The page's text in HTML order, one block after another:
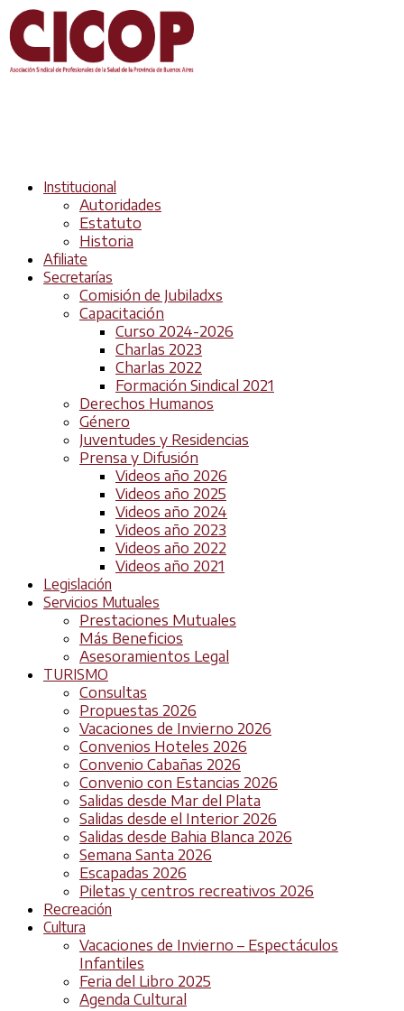
Institucional
Autoridades
Estatuto
Historia
Afiliate
Secretarías
Comisión de Jubiladxs
Capacitación
Curso 2024-2026
Charlas 2023
Charlas 2022
Formación Sindical 2021
Derechos Humanos
Género
Juventudes y Residencias
Prensa y Difusión
Videos año 2026
Videos año 2025
Videos año 2024
Videos año 2023
Videos año 2022
Videos año 2021
Legislación
Servicios Mutuales
Prestaciones Mutuales
Más Beneficios
Asesoramientos Legal
TURISMO
Consultas
Propuestas 2026
Vacaciones de Invierno 2026
Convenios Hoteles 2026
Convenio Cabañas 2026
Convenio con Estancias 2026
Salidas desde Mar del Plata
Salidas desde el Interior 2026
Salidas desde Bahia Blanca 2026
Semana Santa 2026
Escapadas 2026
Piletas y centros recreativos 2026
Recreación
Cultura
Vacaciones de Invierno – Espectáculos
Infantiles
Feria del Libro 2025
Agenda Cultural